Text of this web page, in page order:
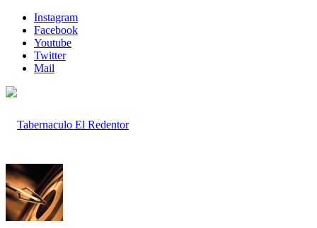
Instagram
Facebook
Youtube
Twitter
Mail
Inicio